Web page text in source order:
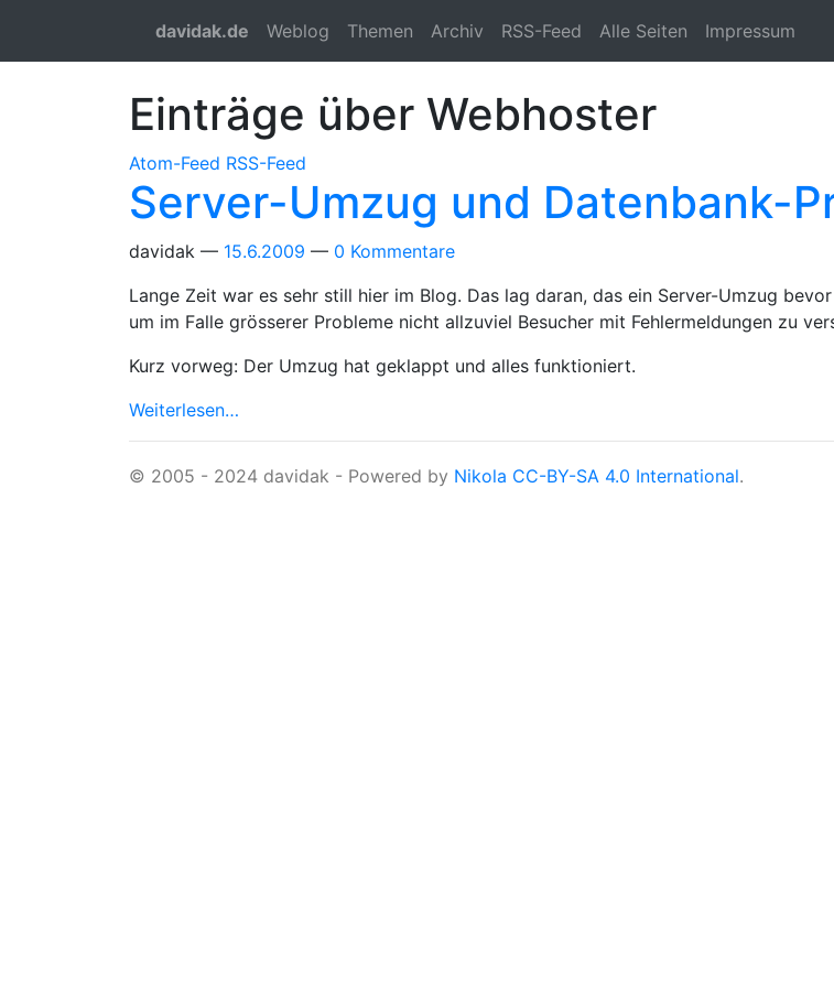
davidak.de
Weblog Themen Archiv RSS-Feed Alle Seiten Impressum
Einträge über Webhoster
Atom-Feed RSS-Feed
Server-Umzug und Datenbank-
davidak 15.6.2009
0 Kommentare
Lange Zeit war es sehr still hier im Blog. Das lag daran, das ein Server-Umzug
um im Falle grösserer Probleme nicht allzuviel Besucher mit Fehlermeldungen zu
Kurz vorweg: Der Umzug hat geklappt und alles funktioniert.
Weiterlesen…
© 2005 - 2024 davidak - Powered by Nikola CC-BY-SA 4.0 International.